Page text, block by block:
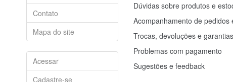
Contato
Mapa do site
Acessar
Cadastre-se
Dúvidas sobre produtos e
Acompanhamento de pedidos
Trocas, devoluções e garantias
Problemas com pagamento
Sugestões e feedback